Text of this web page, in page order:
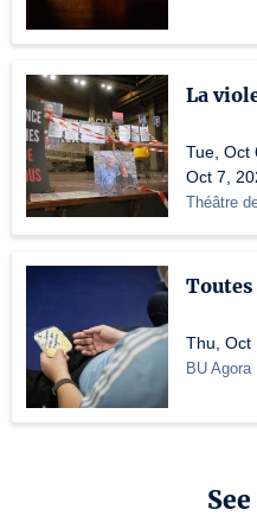
La
Tue, Oct
Oct 7,
Théâtre
Toutes
Thu, Oct
BU Agora